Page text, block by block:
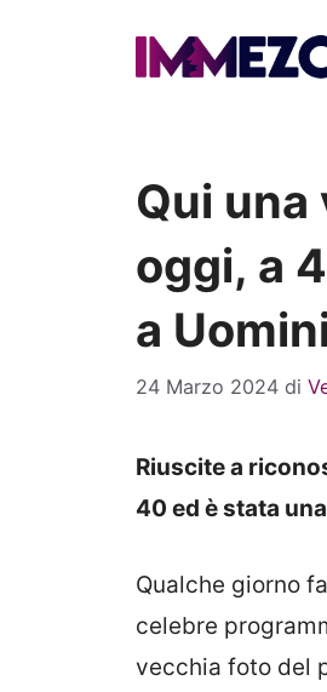
Qui
oggi, a
a
24 Marzo 2024 di
Riuscite a
40 ed è stata
Qualche giorno
celebre
vecchia foto del